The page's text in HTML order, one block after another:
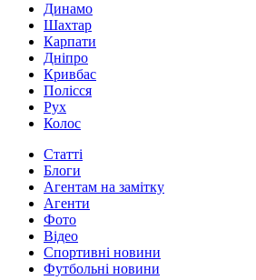
Динамо
Шахтар
Карпати
Дніпро
Кривбас
Полісся
Рух
Колос
Статті
Блоги
Агентам на замітку
Агенти
Фото
Відео
Спортивні новини
Футбольні новини